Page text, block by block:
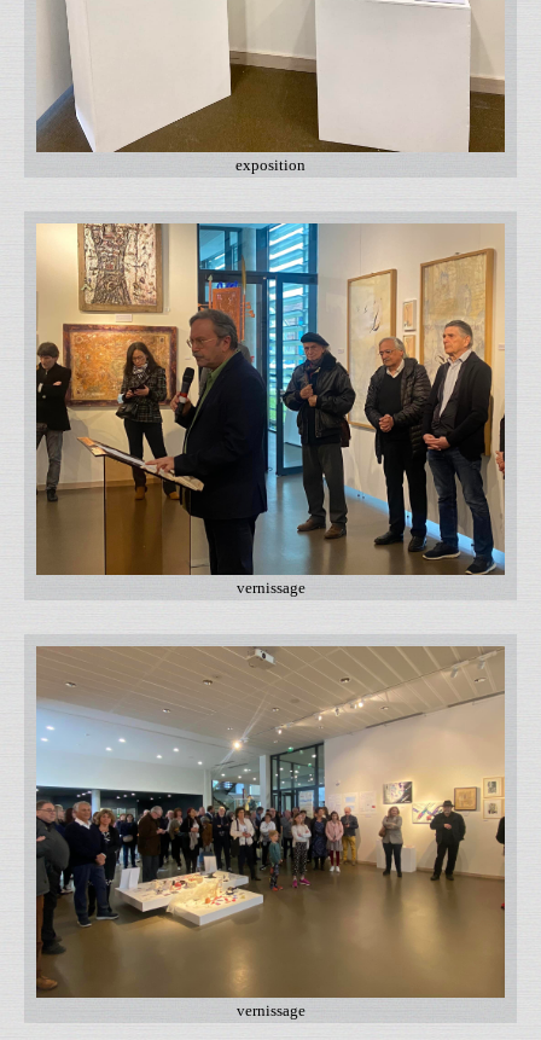
exposition
vernissage
vernissage